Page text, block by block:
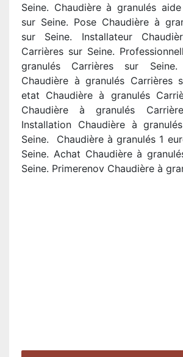
Seine. Chaudière à granulés
sur Seine. Pose Chaudière à
sur Seine. Installateur
Carrières sur Seine.
granulés Carrières sur
Chaudière à granulés Carrières
etat Chaudière à granulés
Chaudière à granulés
Installation Chaudière à
Seine. Chaudière à granulés 1
Seine. Achat Chaudière à
Seine. Primerenov Chaudière à